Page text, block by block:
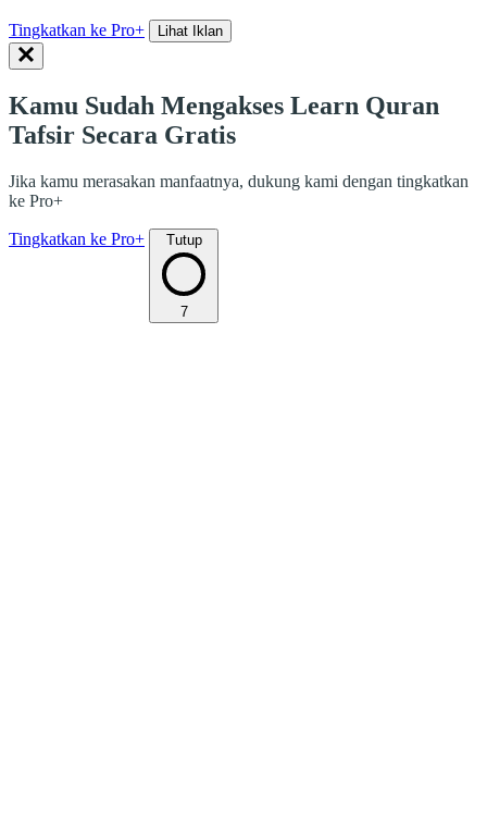
Tingkatkan ke Pro+ Lihat Iklan
Kamu Sudah Mengakses Learn Quran
Tafsir Secara Gratis
Jika kamu merasakan manfaatnya, dukung kami dengan tingkatkan
ke Pro+
Tingkatkan ke Pro+ Tutup
7